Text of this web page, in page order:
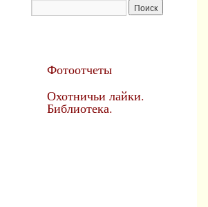
Фотоотчеты
Охотничьи лайки.
Библиотека.